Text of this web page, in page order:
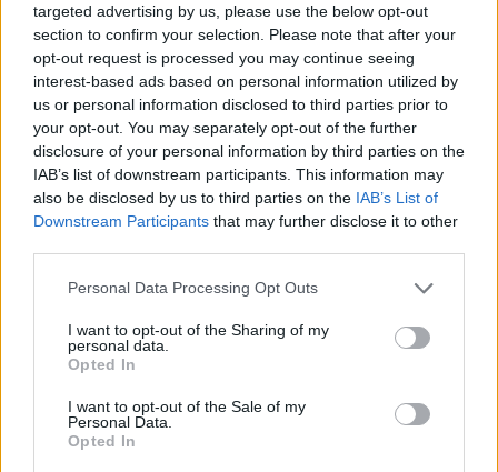
targeted advertising by us, please use the below opt-out
section to confirm your selection. Please note that after your
opt-out request is processed you may continue seeing
interest-based ads based on personal information utilized by
us or personal information disclosed to third parties prior to
your opt-out. You may separately opt-out of the further
disclosure of your personal information by third parties on the
IAB’s list of downstream participants. This information may
also be disclosed by us to third parties on the IAB’s List of
Downstream Participants that may further disclose it to other
Please note that this website/app uses one or more Google
not limited to your visit or usage behaviour. You may click to
grant or deny consent to Google and its third-party tags to
use your data for below specified purposes in below Google
consent section.
Personal Data Processing Opt Outs
I want to opt-out of the Sharing of my
personal data.
Opted In
I want to opt-out of the Sale of my
Personal Data.
Opted In
Προηγούμενη
Εστία
Επόμενη
Των συντακτών